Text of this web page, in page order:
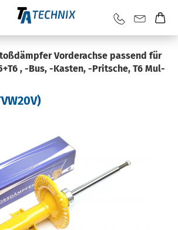
Vor­der­ach­se pas­send für
, -Bus, -​Kasten, -​Pritsche, T6 Mul­
)